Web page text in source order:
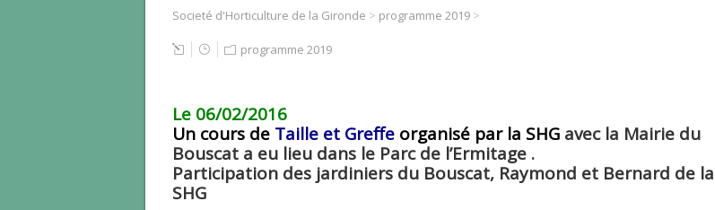
Societé d'Horticulture de la Gironde > programme 2019 >
programme 2019
Le 06/02/2016
Un cours de Taille et Greffe organisé par la SHG avec la Mairie du
Bouscat a eu lieu dans le Parc de l’Ermitage .
Participation des jardiniers du Bouscat, Raymond et Bernard de la
SHG